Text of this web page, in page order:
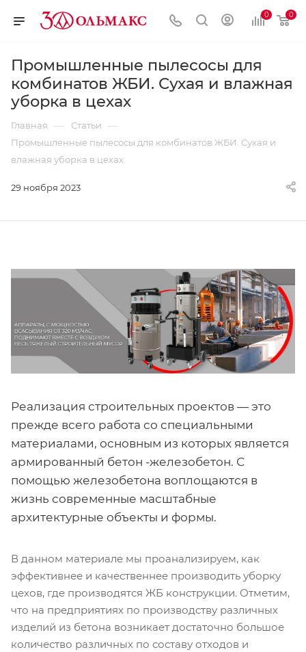
0 0
Промышленные пылесосы для
комбинатов ЖБИ. Сухая и влажная
уборка в цехах
Главная — Статьи —
Промышленные пылесосы для комбинатов ЖБИ. Сухая и
влажная уборка в цехах
29 ноября 2023
Реализация строительных проектов — это
прежде всего работа со специальными
материалами, основным из которых является
армированный бетон -железобетон. С
помощью железобетона воплощаются в
жизнь современные масштабные
архитектурные объекты и формы.
В данном материале мы проанализируем, как
эффективнее и качественнее производить уборку
цехов, где производятся ЖБ конструкции. Отметим,
что на предприятиях по производству различных
изделий из бетона возникает достаточно большое
количество различных по составу отходов и